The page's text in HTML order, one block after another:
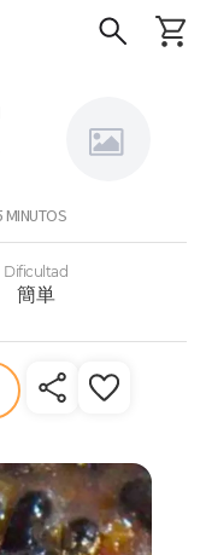
MINUTOS
Dificultad
簡単